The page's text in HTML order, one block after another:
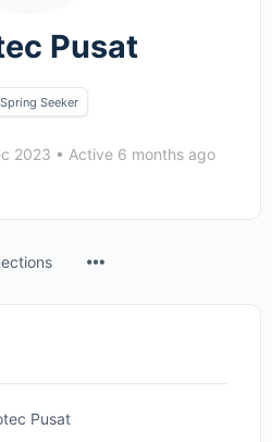
Pusat
Spring Seeker
2023 • Active 6 months ago
Pusat